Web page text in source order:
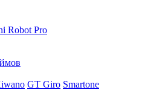
Robot Pro
GT Giro Smartone